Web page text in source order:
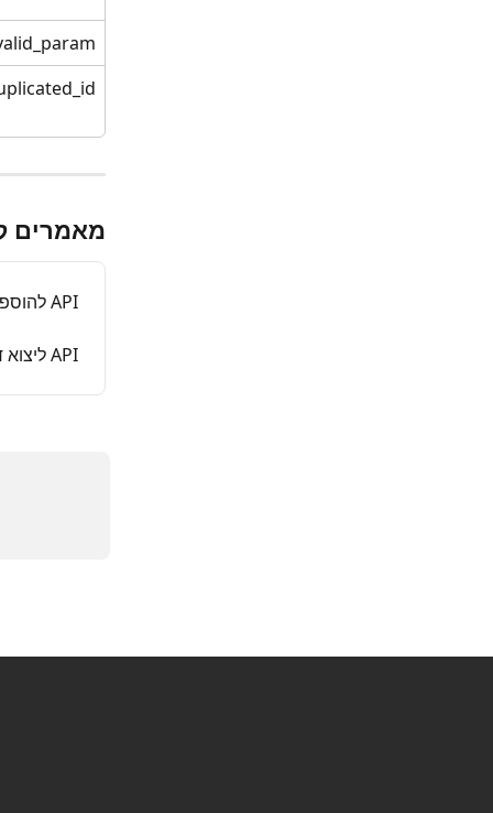
מאמרים
API להוספת משמרת פתוחה
API ליצוא דיווחי הנוכחות כקובץ בפורמט אחיד